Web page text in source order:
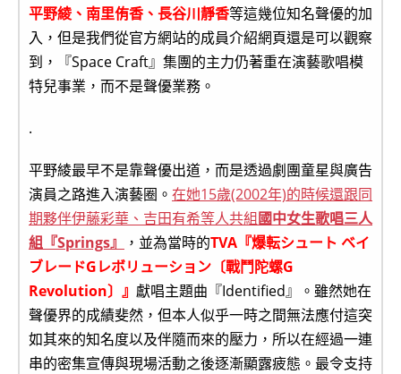
平野綾、南里侑香、長谷川靜香等這幾位知名聲優的加
入，但是我們從官方網站的成員介紹網頁還是可以觀察
到，『Space Craft』集團的主力仍著重在演藝歌唱模
特兒事業，而不是聲優業務。
.
平野綾最早不是靠聲優出道，而是透過劇團童星與廣告
演員之路進入演藝圈。 在她15歲(2002年)的時候還跟同
期夥伴伊藤彩華、吉田有希等人共組國中女生歌唱三人
組『Springs』
，並為當時的TVA『爆転シュート ベイ
ブレードGレボリューション〔戰鬥陀螺G
Revolution〕』 獻唱主題曲『Identified』。雖然她在
聲優界的成績斐然，但本人似乎一時之間無法應付這突
如其來的知名度以及伴隨而來的壓力，所以在經過一連
串的密集宣傳與現場活動之後逐漸顯露疲態。最令支持